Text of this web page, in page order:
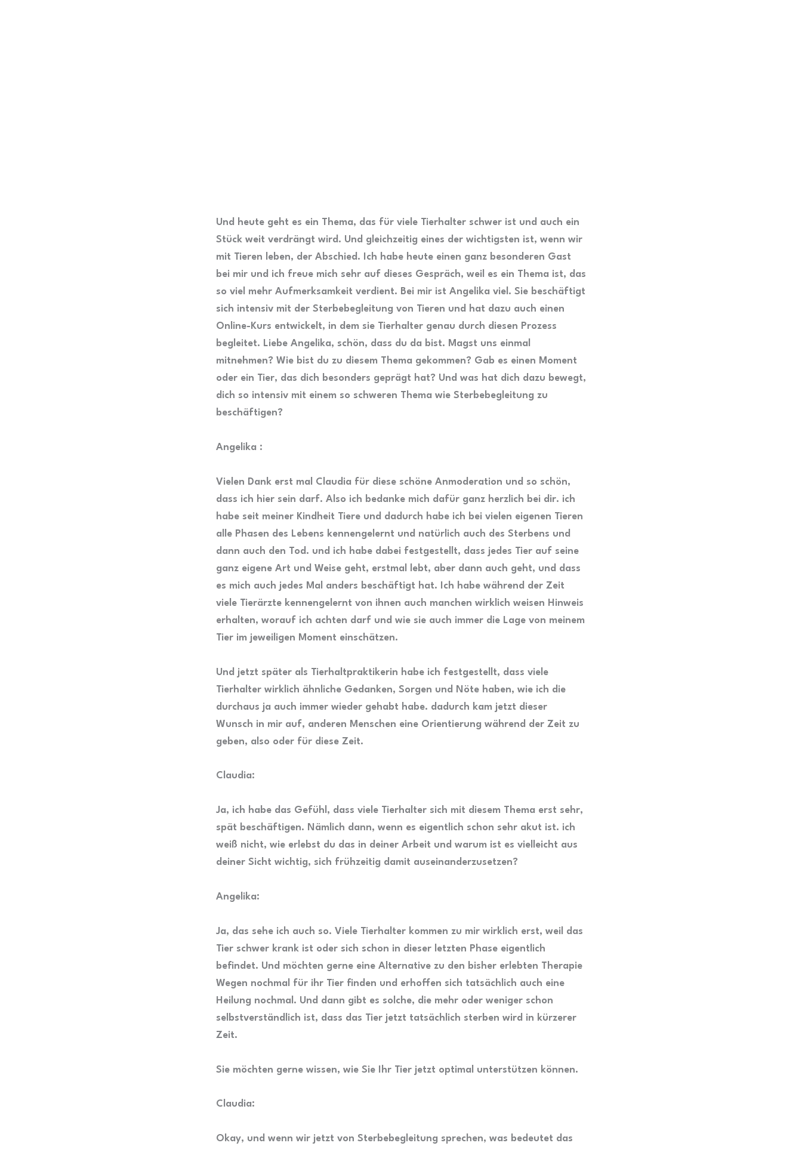
Und heute geht es ein Thema, das für viele Tierhalter schwer ist und auch ein
Stück weit verdrängt wird. Und gleichzeitig eines der wichtigsten ist, wenn wir
mit Tieren leben, der Abschied. Ich habe heute einen ganz besonderen Gast
bei mir und ich freue mich sehr auf dieses Gespräch, weil es ein Thema ist, das
so viel mehr Aufmerksamkeit verdient. Bei mir ist Angelika viel. Sie beschäftigt
sich intensiv mit der Sterbebegleitung von Tieren und hat dazu auch einen
Online-Kurs entwickelt, in dem sie Tierhalter genau durch diesen Prozess
begleitet. Liebe Angelika, schön, dass du da bist. Magst uns einmal
mitnehmen? Wie bist du zu diesem Thema gekommen? Gab es einen Moment
oder ein Tier, das dich besonders geprägt hat? Und was hat dich dazu bewegt,
dich so intensiv mit einem so schweren Thema wie Sterbebegleitung zu
beschäftigen?
Angelika :
Vielen Dank erst mal Claudia für diese schöne Anmoderation und so schön,
dass ich hier sein darf. Also ich bedanke mich dafür ganz herzlich bei dir. ich
habe seit meiner Kindheit Tiere und dadurch habe ich bei vielen eigenen Tieren
alle Phasen des Lebens kennengelernt und natürlich auch des Sterbens und
dann auch den Tod. und ich habe dabei festgestellt, dass jedes Tier auf seine
ganz eigene Art und Weise geht, erstmal lebt, aber dann auch geht, und dass
es mich auch jedes Mal anders beschäftigt hat. Ich habe während der Zeit
viele Tierärzte kennengelernt von ihnen auch manchen wirklich weisen Hinweis
erhalten, worauf ich achten darf und wie sie auch immer die Lage von meinem
Tier im jeweiligen Moment einschätzen.
Und jetzt später als Tierhaltpraktikerin habe ich festgestellt, dass viele
Tierhalter wirklich ähnliche Gedanken, Sorgen und Nöte haben, wie ich die
durchaus ja auch immer wieder gehabt habe. dadurch kam jetzt dieser
Wunsch in mir auf, anderen Menschen eine Orientierung während der Zeit zu
geben, also oder für diese Zeit.
Claudia:
Ja, ich habe das Gefühl, dass viele Tierhalter sich mit diesem Thema erst sehr,
spät beschäftigen. Nämlich dann, wenn es eigentlich schon sehr akut ist. ich
weiß nicht, wie erlebst du das in deiner Arbeit und warum ist es vielleicht aus
deiner Sicht wichtig, sich frühzeitig damit auseinanderzusetzen?
Angelika:
Ja, das sehe ich auch so. Viele Tierhalter kommen zu mir wirklich erst, weil das
Tier schwer krank ist oder sich schon in dieser letzten Phase eigentlich
befindet. Und möchten gerne eine Alternative zu den bisher erlebten Therapie
Wegen nochmal für ihr Tier finden und erhoffen sich tatsächlich auch eine
Heilung nochmal. Und dann gibt es solche, die mehr oder weniger schon
selbstverständlich ist, dass das Tier jetzt tatsächlich sterben wird in kürzerer
Zeit.
Sie möchten gerne wissen, wie Sie Ihr Tier jetzt optimal unterstützen können.
Claudia:
Okay, und wenn wir jetzt von Sterbebegleitung sprechen, was bedeutet das